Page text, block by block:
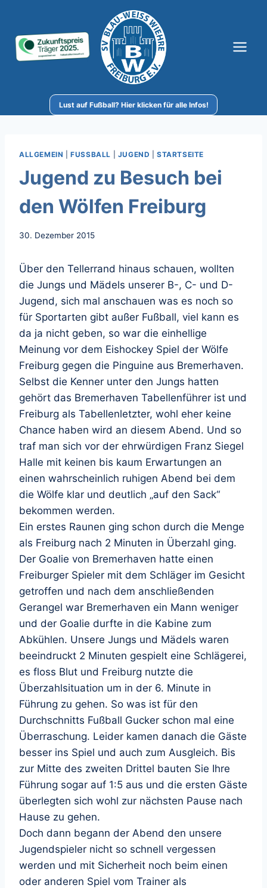
springen
Lust auf Fußball? Hier klicken für alle Infos!
ALLGEMEIN |FUSSBALL JUGEND |STARTSEITE
Jugend zu Besuch bei
den Wölfen Freiburg
30. Dezember 2015
Über den Tellerrand hinaus schauen, wollten
die Jungs und Mädels unserer B-, C- und D-
Jugend, sich mal anschauen was es noch so
für Sportarten gibt außer Fußball, viel kann es
da ja nicht geben, so war die einhellige
Meinung vor dem Eishockey Spiel der Wölfe
Freiburg gegen die Pinguine aus Bremerhaven.
Selbst die Kenner unter den Jungs hatten
gehört das Bremerhaven Tabellenführer ist und
Freiburg als Tabellenletzter, wohl eher keine
Chance haben wird an diesem Abend. Und so
traf man sich vor der ehrwürdigen Franz Siegel
Halle mit keinen bis kaum Erwartungen an
einen wahrscheinlich ruhigen Abend bei dem
die Wölfe klar und deutlich „auf den Sack“
bekommen werden.
Ein erstes Raunen ging schon durch die Menge
als Freiburg nach 2 Minuten in Überzahl ging.
Der Goalie von Bremerhaven hatte einen
Freiburger Spieler mit dem Schläger im Gesicht
getroffen und nach dem anschließenden
Gerangel war Bremerhaven ein Mann weniger
und der Goalie durfte in die Kabine zum
Abkühlen. Unsere Jungs und Mädels waren
beeindruckt 2 Minuten gespielt eine Schlägerei,
es floss Blut und Freiburg nutzte die
Überzahlsituation um in der 6. Minute in
Führung zu gehen. So was ist für den
Durchschnitts Fußball Gucker schon mal eine
Überraschung. Leider kamen danach die Gäste
besser ins Spiel und auch zum Ausgleich. Bis
zur Mitte des zweiten Drittel bauten Sie Ihre
Führung sogar auf 1:5 aus und die ersten Gäste
überlegten sich wohl zur nächsten Pause nach
Hause zu gehen.
Doch dann begann der Abend den unsere
Jugendspieler nicht so schnell vergessen
werden und mit Sicherheit noch beim einen
oder anderen Spiel vom Trainer als